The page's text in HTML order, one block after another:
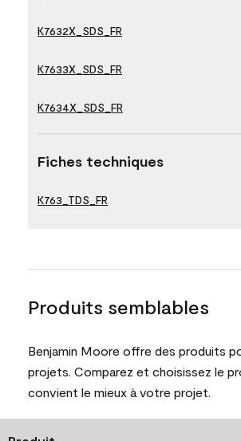
K7632X_SDS_FR
K7633X_SDS_FR
K7634X_SDS_FR
Fiches techniques
K763_TDS_FR
Produits semblables
Benjamin Moore offre des produits
projets. Comparez et choisissez le
convient le mieux à votre projet.